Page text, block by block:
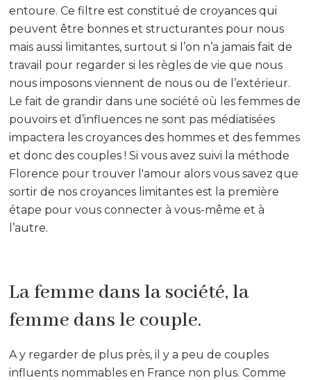
entoure. Ce filtre est constitué de croyances qui
peuvent être bonnes et structurantes pour nous
mais aussi limitantes, surtout si l’on n’a jamais fait de
travail pour regarder si les règles de vie que nous
nous imposons viennent de nous ou de l’extérieur.
Le fait de grandir dans une société où les femmes de
pouvoirs et d’influences ne sont pas médiatisées
impactera les croyances des hommes et des femmes
et donc des couples ! Si vous avez suivi la méthode
Florence pour trouver l'amour alors vous savez que
sortir de nos croyances limitantes est la première
étape pour vous connecter à vous-même et à
l’autre.
La femme dans la société, la
femme dans le couple.
A y regarder de plus près, il y a peu de couples
influents nommables en France non plus. Comme